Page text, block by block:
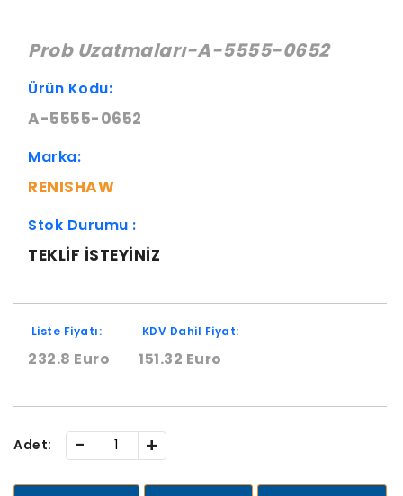
Prob Uzatmaları-A-5555-0652
Ürün Kodu:
A-5555-0652
Marka:
RENISHAW
Stok Durumu :
TEKLIF ISTEYINIZ
Liste Fiyatı:
232.8 Euro
KDV Dahil Fiyat:
151.32 Euro
Adet: - +